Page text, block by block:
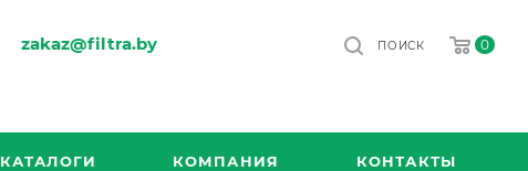
zakaz@filtra.by 0
ПОИСК
КАТАЛОГИ КОМПАНИЯ КОНТАКТЫ